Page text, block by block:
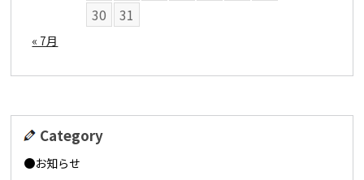
30
31
« 7月
Category
お知らせ